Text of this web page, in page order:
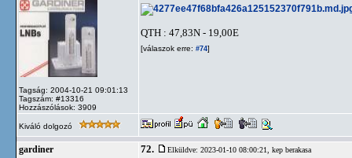
Tagság: 2004-10-21 09:01:13
Tagszám: #13316
Hozzászólások: 3909
QTH : 47,83N - 19,00E
[válaszok erre: #74]
Kiváló dolgozó
gardiner 72. Elküldve: 2023-01-10 08:00:21, kep berakasa